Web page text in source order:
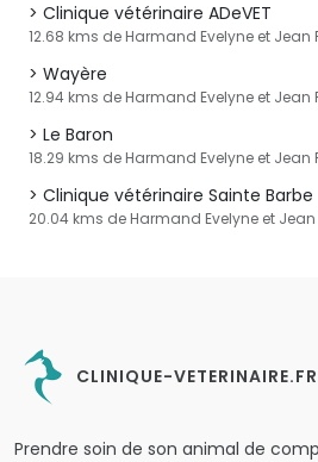
Clinique vétérinaire ADeVET
12.68 kms de Harmand Evelyne et Jean
Wayère
12.94 kms de Harmand Evelyne et Jean
Le Baron
18.29 kms de Harmand Evelyne et Jean
Clinique vétérinaire Sainte Barbe
20.04 kms de Harmand Evelyne et
CLINIQUE-VETERINAIRE.FR
Prendre soin de son animal de